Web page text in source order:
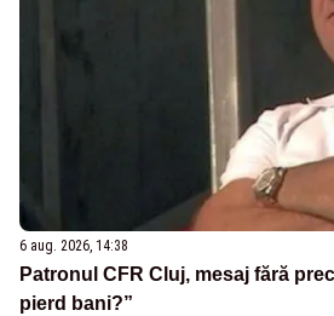
6 aug. 2026, 14:38
Patronul CFR Cluj, mesaj fără
pierd bani?”